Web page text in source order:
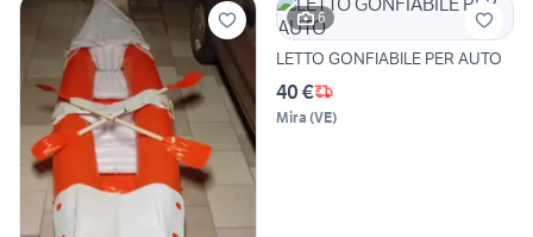
6
LETTO GONFIABILE PER AUTO
40 €
Mira (VE)